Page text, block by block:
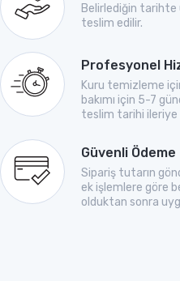
Belirlediğin tarihte
teslim edilir.
Profesyonel
Kuru temizleme
bakımı için 5-7
teslim tarihi ileriye
Güvenli Ödeme
Sipariş tutarın
ek işlemlere göre
olduktan sonra